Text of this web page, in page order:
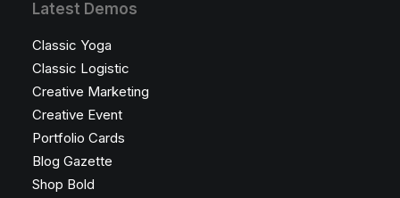
Latest Demos
Classic Yoga
Classic Logistic
Creative Marketing
Creative Event
Portfolio Cards
Blog Gazette
Shop Bold